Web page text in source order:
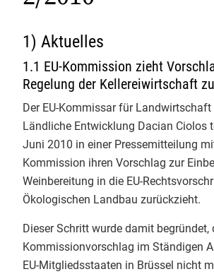
1
GfRS Gesellschaft
Ressourcenschutz
02.08.2026
Natürlich GfRS-#biozertifiziert!
Handel
Mo - Fr: 9.00 - 12.00 & 13.00 - 17.00
Telefon 0551 - 488 77 31
oderoekosortiment@ gfrs.de/
biokueche@gfrs.de(24/7)
Info-Service 4/2025
Info-Service 3/2025
Info-Service 2/2025
Info-Service 1/2025
Info-Service 4/2024
Info-Service 2/2024
1) Aktuelles
1.1 EU-Kommission zieht
Regelung der Kellereiwirtschaft
Der EU-Kommissar für Landwirtschaft
Ländliche Entwicklung Dacian Ciolos
Juni 2010 in einer Pressemitteilung
Kommission ihren Vorschlag zur
Weinbereitung in die EU-
Ökologischen Landbau zurückzieht.
Dieser Schritt wurde damit begründet,
Kommissionvorschlag im Ständigen
EU-Mitgliedsstaaten in Brüssel nicht